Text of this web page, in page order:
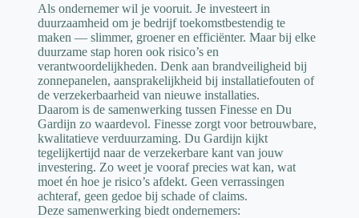
Als ondernemer wil je vooruit. Je investeert in
duurzaamheid om je bedrijf toekomstbestendig te
maken — slimmer, groener en efficiënter. Maar bij elke
duurzame stap horen ook risico’s en
verantwoordelijkheden. Denk aan brandveiligheid bij
zonnepanelen, aansprakelijkheid bij installatiefouten of
de verzekerbaarheid van nieuwe installaties.
Daarom is de samenwerking tussen Finesse en Du
Gardijn zo waardevol. Finesse zorgt voor betrouwbare,
kwalitatieve verduurzaming. Du Gardijn kijkt
tegelijkertijd naar de verzekerbare kant van jouw
investering. Zo weet je vooraf precies wat kan, wat
moet én hoe je risico’s afdekt. Geen verrassingen
achteraf, geen gedoe bij schade of claims.
Deze samenwerking biedt ondernemers: